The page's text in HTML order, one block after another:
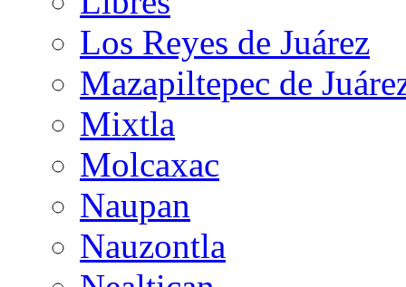
Los Reyes de Juárez
Mazapiltepec de
Mixtla
Molcaxac
Naupan
Nauzontla